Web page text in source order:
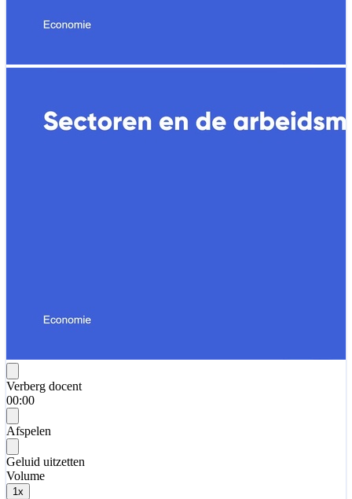
Verberg docent
00:00
Afspelen
Geluid uitzetten
Volume
1x